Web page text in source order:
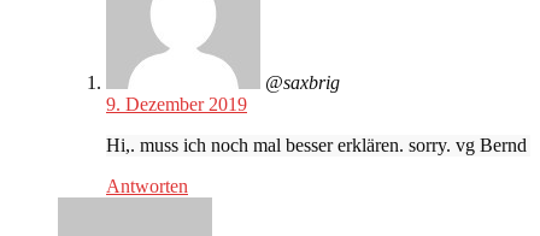
@saxbrig
9. Dezember 2019
Hi,. muss ich noch mal besser erklären. sorry. vg Bernd
Antworten